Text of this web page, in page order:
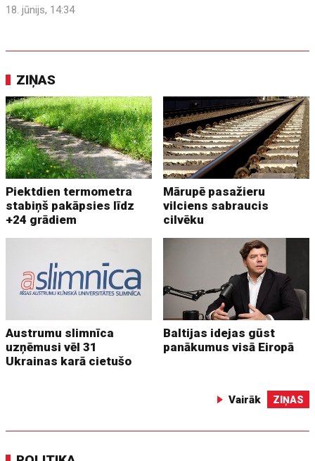
18. jūnijs, 14:34
ZIŅAS
Piektdien termometra
stabiņš pakāpsies līdz
+24 grādiem
Mārupē pasažieru
vilciens sabraucis
cilvēku
Austrumu slimnīca
uzņēmusi vēl 31
Ukrainas karā cietušo
Baltijas idejas gūst
panākumus visā Eiropā
Vairāk ZIŅAS